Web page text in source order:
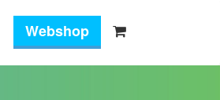
Webshop